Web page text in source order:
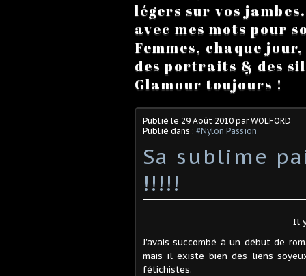
légers sur vos
avec mes mots pour
Femmes, chaque
des portraits & des
Glamour toujours !
Publié le 29 Août 2010 par WOLFORD
Publié dans : #Nylon Passion
Sa sublime
!!!!!
Il
J'avais succombé à un début de
mais il existe bien des liens
fétichistes.